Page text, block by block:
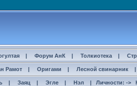
| Форум АнК | Толкиотека |
Рамот | Оригами | Лесной свинарник |
| Заяц | Эгле | Нэл | Личности: ->